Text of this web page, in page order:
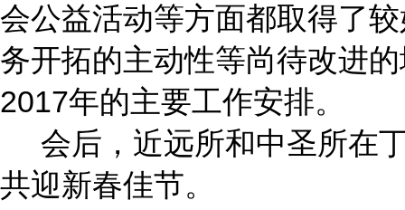
会公益活动等方面都取得了
务开拓的主动性等尚待改进
2017年的主要工作安排。
会后，近远所和中圣所在
共迎新春佳节。